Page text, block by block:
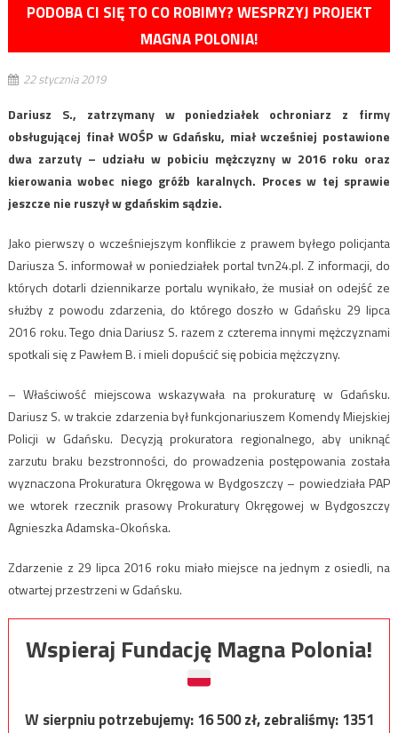
PODOBA CI SIĘ TO CO ROBIMY? WESPRZYJ PROJEKT
MAGNA POLONIA!
22 stycznia 2019
Dariusz S., zatrzymany w poniedziałek ochroniarz z firmy
obsługującej finał WOŚP w Gdańsku, miał wcześniej postawione
dwa zarzuty – udziału w pobiciu mężczyzny w 2016 roku oraz
kierowania wobec niego gróźb karalnych. Proces w tej sprawie
jeszcze nie ruszył w gdańskim sądzie.
Jako pierwszy o wcześniejszym konflikcie z prawem byłego policjanta
Dariusza S. informował w poniedziałek portal tvn24.pl. Z informacji, do
których dotarli dziennikarze portalu wynikało, że musiał on odejść ze
służby z powodu zdarzenia, do którego doszło w Gdańsku 29 lipca
2016 roku. Tego dnia Dariusz S. razem z czterema innymi mężczyznami
spotkali się z Pawłem B. i mieli dopuścić się pobicia mężczyzny.
– Właściwość miejscowa wskazywała na prokuraturę w Gdańsku.
Dariusz S. w trakcie zdarzenia był funkcjonariuszem Komendy Miejskiej
Policji w Gdańsku. Decyzją prokuratora regionalnego, aby uniknąć
zarzutu braku bezstronności, do prowadzenia postępowania została
wyznaczona Prokuratura Okręgowa w Bydgoszczy – powiedziała PAP
we wtorek rzecznik prasowy Prokuratury Okręgowej w Bydgoszczy
Agnieszka Adamska-Okońska.
Zdarzenie z 29 lipca 2016 roku miało miejsce na jednym z osiedli, na
otwartej przestrzeni w Gdańsku.
Wspieraj Fundację Magna Polonia!
W sierpniu potrzebujemy:16 500zł, zebraliśmy:1351